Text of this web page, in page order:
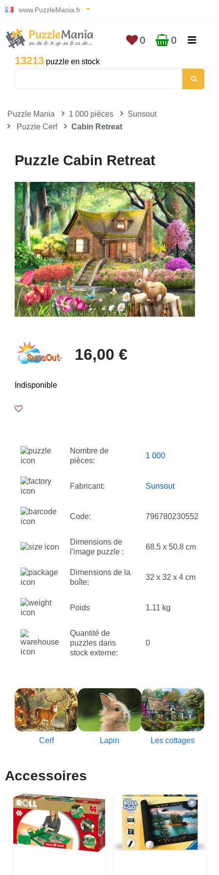
www.PuzzleMania.fr
13213 puzzle en stock
0 0
Puzzle Mania 1 000 pièces
Sunsout
Puzzle Cerf
Cabin Retreat
Puzzle Cabin Retreat
16,00 €
Indisponible
Nombre de
pièces:
1 000
Fabricant: Sunsout
Code: 796780230552
Dimensions de
l'image puzzle :
68.5 x 50.8 cm
Dimensions de la
boîte:
32 x 32 x 4 cm
Poids 1.11 kg
Quantité de
puzzles dans
stock externe:
0
Cerf Lapin Les cottages
Accessoires